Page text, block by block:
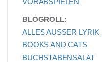
VORABSPIELEN
BLOGROLL:
ALLES AUSSER LYRIK
BOOKS AND CATS
BUCHSTABENSALAT